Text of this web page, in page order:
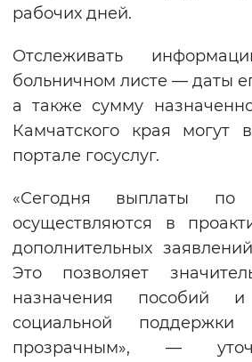
рабочих дней.
Отслеживать
больничном листе — даты
а также сумму
Камчатского края могут
портале госуслуг.
«Сегодня выплаты по
осуществляются в
дополнительных
Это позволяет
назначения пособий
социальной
прозрачным», —